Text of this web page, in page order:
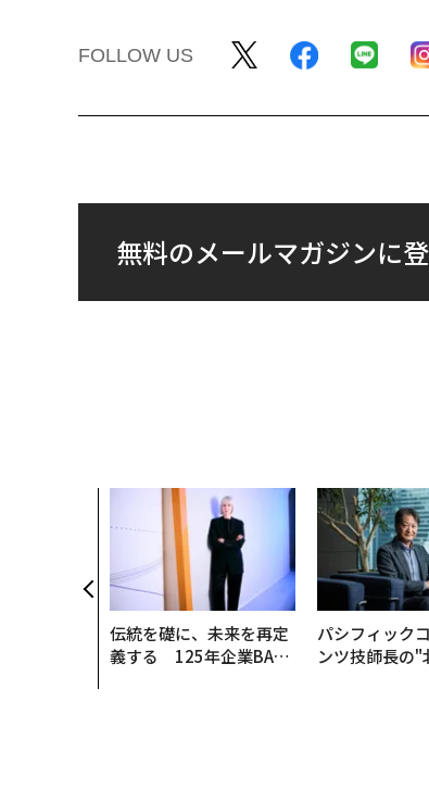
FOLLOW US
無料のメールマガジンに
伝統を礎に、未来を再定
義する 125年企業BAT
パシフィック
ンツ技師長の"